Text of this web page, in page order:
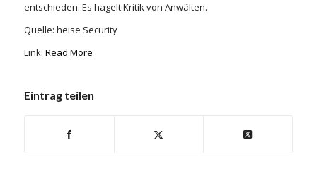
entschieden. Es hagelt Kritik von Anwälten.
Quelle: heise Security
Link: Read More
Eintrag teilen